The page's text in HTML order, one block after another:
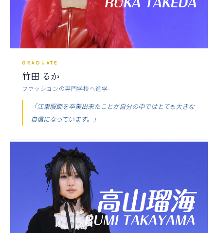
GRADUATE
竹田 るか
ファッションの専門学校へ進学
「江東服飾を卒業出来たことが自分の中ではとても大きな
自信になっています。」